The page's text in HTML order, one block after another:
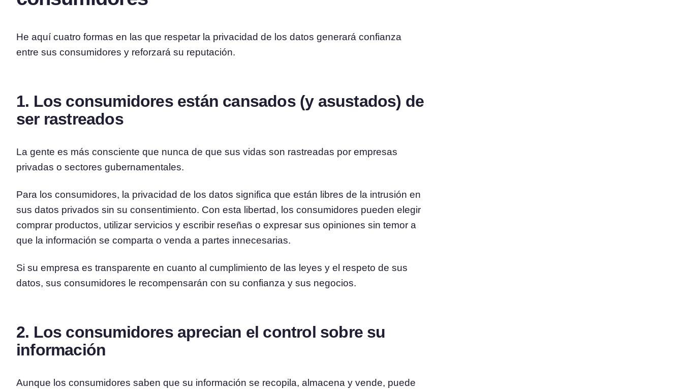
He aquí cuatro formas en las que respetar la privacidad de los datos generará confianza
entre sus consumidores y reforzará su reputación.
1. Los consumidores están cansados (y asustados) de
ser rastreados
La gente es más consciente que nunca de que sus vidas son rastreadas por empresas
privadas o sectores gubernamentales.
Para los consumidores, la privacidad de los datos significa que están libres de la intrusión en
sus datos privados sin su consentimiento. Con esta libertad, los consumidores pueden elegir
comprar productos, utilizar servicios y escribir reseñas o expresar sus opiniones sin temor a
que la información se comparta o venda a partes innecesarias.
Si su empresa es transparente en cuanto al cumplimiento de las leyes y el respeto de sus
datos, sus consumidores le recompensarán con su confianza y sus negocios.
2. Los consumidores aprecian el control sobre su
información
Aunque los consumidores saben que su información se recopila, almacena y vende, puede